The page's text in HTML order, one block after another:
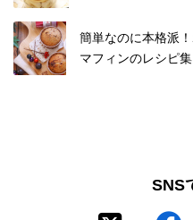
簡単なのに本格派
マフィンのレシピ集
SNS